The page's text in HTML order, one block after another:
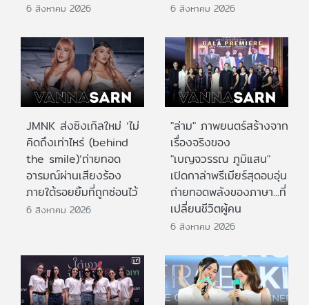
6 สิงหาคม 2026 6 สิงหาคม 2026
JMNK ส่งซิงเกิลใหม่ ‘ไม่
คิดถึงเท่าไหร่ (behind
the smile)’ถ่ายทอด
อารมณ์ผ่านเสียงร้อง
ภายใต้รอยยิ้มที่ถูกซ่อนไว้
6 สิงหาคม 2026
"ล่าม" ภาพยนตร์สร้างจาก
เรื่องจริงของ
"เบญจวรรณ ภูมิแสน"
เปิดกาล่าพรีเมียร์สุดอบอุ่น
ถ่ายทอดพลังของภาษา...ที่
เปลี่ยนชีวิตผู้คน
6 สิงหาคม 2026